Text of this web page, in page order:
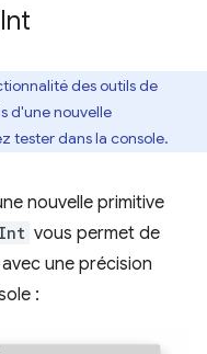
Int
des outils de
d'une nouvelle
tester dans la console.
nouvelle primitive
vous permet de
une précision
: